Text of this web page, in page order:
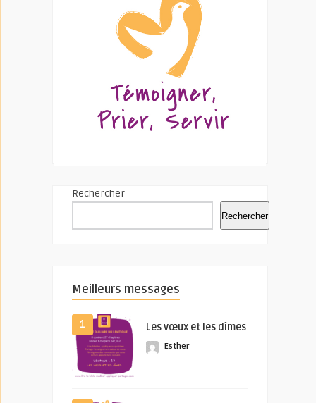
Rechercher
Rechercher
Meilleurs messages
1 Les vœux et les dîmes
Esther